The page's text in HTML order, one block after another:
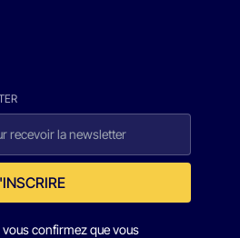
confirmez que vous